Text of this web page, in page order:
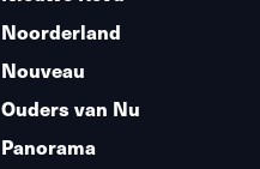
Noorderland
Nouveau
Ouders van Nu
Panorama